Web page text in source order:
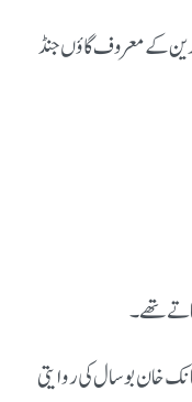
کے معروف گاؤں جنڈ
تھے۔
خان بوسال کی روایتی